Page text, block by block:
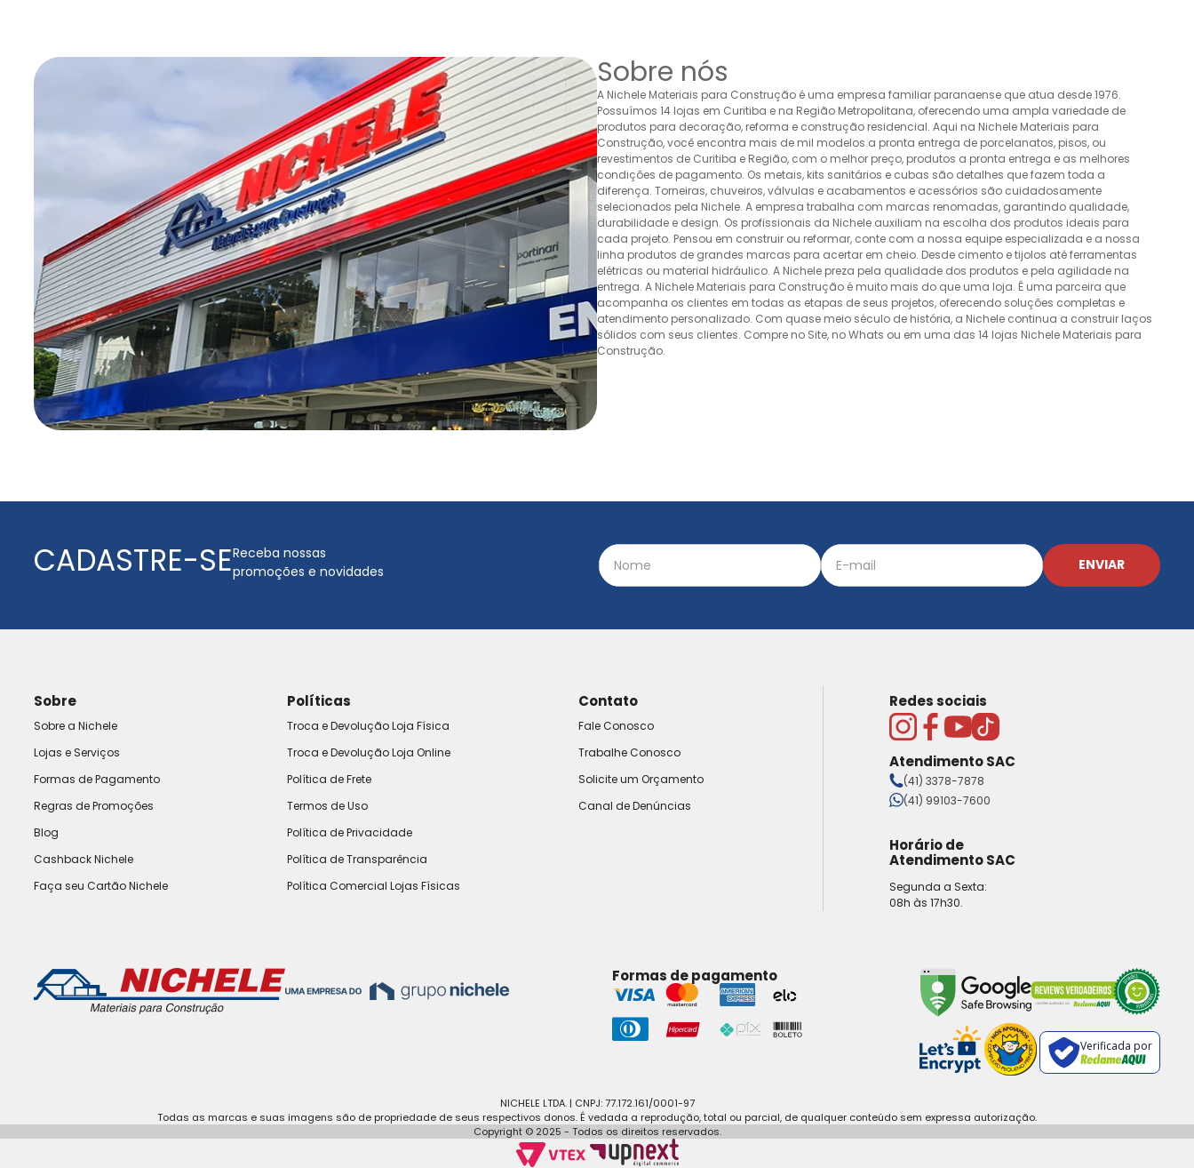
Sobre nós
A Nichele Materiais para Construção é uma empresa familiar paranaense que atua desde 1976.
Possuímos 14 lojas em Curitiba e na Região Metropolitana, oferecendo uma ampla variedade de
produtos para decoração, reforma e construção residencial. Aqui na Nichele Materiais para
Construção, você encontra mais de mil modelos a pronta entrega de porcelanatos, pisos, ou
revestimentos de Curitiba e Região, com o melhor preço, produtos a pronta entrega e as melhores
condições de pagamento. Os metais, kits sanitários e cubas são detalhes que fazem toda a
diferença. Torneiras, chuveiros, válvulas e acabamentos e acessórios são cuidadosamente
selecionados pela Nichele. A empresa trabalha com marcas renomadas, garantindo qualidade,
durabilidade e design. Os profissionais da Nichele auxiliam na escolha dos produtos ideais para
cada projeto. Pensou em construir ou reformar, conte com a nossa equipe especializada e a nossa
linha produtos de grandes marcas para acertar em cheio. Desde cimento e tijolos até ferramentas
elétricas ou material hidráulico. A Nichele preza pela qualidade dos produtos e pela agilidade na
entrega. A Nichele Materiais para Construção é muito mais do que uma loja. É uma parceira que
acompanha os clientes em todas as etapas de seus projetos, oferecendo soluções completas e
atendimento personalizado. Com quase meio século de história, a Nichele continua a construir laços
sólidos com seus clientes. Compre no Site, no Whats ou em uma das 14 lojas Nichele Materiais para
Construção.
CADASTRE-SEReceba nossas
promoções e novidades
ENVIAR
Sobre
Sobre a Nichele
Lojas e Serviços
Formas de Pagamento
Regras de Promoções
Blog
Cashback Nichele
Faça seu Cartão Nichele
Políticas
Troca e Devolução Loja Física
Troca e Devolução Loja Online
Política de Frete
Termos de Uso
Política de Privacidade
Política de Transparência
Política Comercial Lojas Físicas
Contato
Fale Conosco
Trabalhe Conosco
Solicite um Orçamento
Canal de Denúncias
Redes sociais
Atendimento SAC
(41) 3378-7878
(41) 99103-7600
Horário de
Atendimento SAC
Segunda a Sexta:
08h às 17h30.
Formas de pagamento
Verificada por
NICHELE LTDA. | CNPJ: 77.172.161/0001-97
Todas as marcas e suas imagens são de propriedade de seus respectivos donos. É vedada a reprodução, total ou parcial, de qualquer conteúdo sem expressa autorização.
Copyright © 2025 - Todos os direitos reservados.